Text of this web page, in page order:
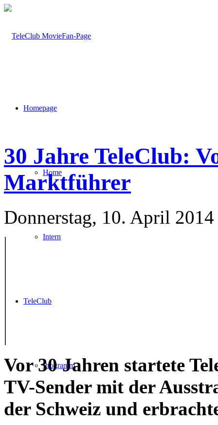
Homepage
Home
Intern
TeleClub
Programm
30 Jahre TeleClub:
Marktführer
Donnerstag, 10. April 2014
Vor 30 Jahren startete
TV-Sender mit der
der Schweiz und